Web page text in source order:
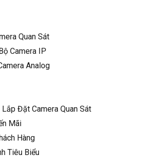
Quan Sát
Camera IP
Analog
Lắp Đặt Camera Quan Sát
Mãi
Hàng
Tiêu Biểu